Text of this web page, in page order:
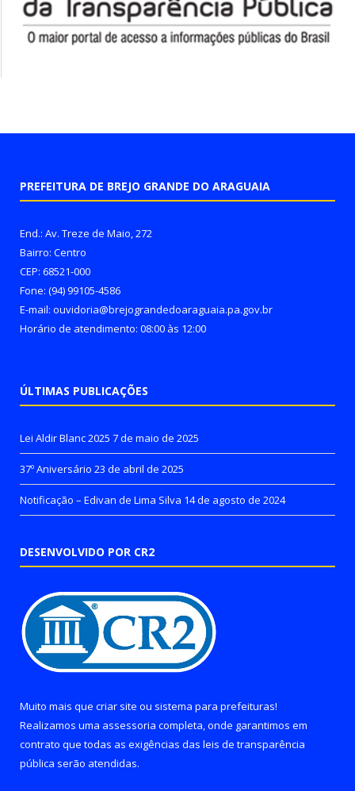
PREFEITURA DE BREJO GRANDE DO ARAGUAIA
End.: Av. Treze de Maio, 272
Bairro: Centro
CEP: 68521-000
Fone: (94) 99105-4586
E-mail: ouvidoria@brejograndedoaraguaia.pa.gov.br
Horário de atendimento: 08:00 às 12:00
ÚLTIMAS PUBLICAÇÕES
Lei Aldir Blanc 2025 7 de maio de 2025
37º Aniversário 23 de abril de 2025
Notificação – Edivan de Lima Silva 14 de agosto de 2024
DESENVOLVIDO POR CR2
Muito mais que criar site ou sistema para prefeituras!
Realizamos uma assessoria completa, onde garantimos em
contrato que todas as exigências das leis de transparência
pública serão atendidas.